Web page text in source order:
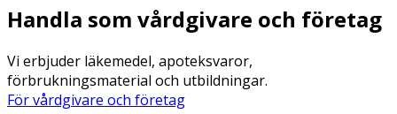
Handla som vårdgivare och företag
Vi erbjuder läkemedel, apoteksvaror,
förbrukningsmaterial och utbildningar.
För vårdgivare och företag